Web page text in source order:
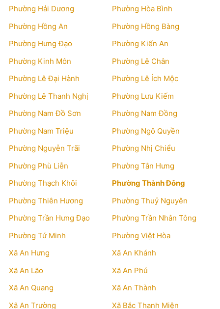
Phường Hải Dương
Phường Hòa Bình
Phường Hồng An
Phường Hồng Bàng
Phường Hưng Đạo
Phường Kiến An
Phường Kinh Môn
Phường Lê Chân
Phường Lê Đại Hành
Phường Lê Ích Mộc
Phường Lê Thanh Nghị
Phường Lưu Kiếm
Phường Nam Đồ Sơn
Phường Nam Đồng
Phường Nam Triệu
Phường Ngô Quyền
Phường Nguyễn Trãi
Phường Nhị Chiểu
Phường Phù Liễn
Phường Tân Hưng
Phường Thạch Khôi
Phường Thành Đông
Phường Thiên Hương
Phường Thuỷ Nguyên
Phường Trần Hưng Đạo
Phường Trần Nhân Tông
Phường Tứ Minh
Phường Việt Hòa
Xã An Hưng
Xã An Khánh
Xã An Lão
Xã An Phú
Xã An Quang
Xã An Thành
Xã An Trường
Xã Bắc Thanh Miện